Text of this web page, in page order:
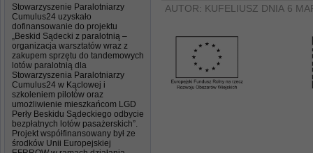
Stowarzyszenie Paralotniarzy
Cumulus24 uzyskało
dofinansowanie do projektu
„Beskid Sądecki z paralotnią –
organizacja warsztatów wraz z
zakupem sprzętu do tandemowych
lotów paralotnią dla
Stowarzyszenia Paralotniarzy
Cumulus24 w Kąclowej i
szkoleniem pilotów oraz
umożliwienie mieszkańcom LGD
Perły Beskidu Sądeckiego odbycie
bezpłatnych lotów pasażerskich”.
Projekt współfinansowany był ze
środków Unii Europejskiej
AUTOR: KUFELIUSZ DNIA 6